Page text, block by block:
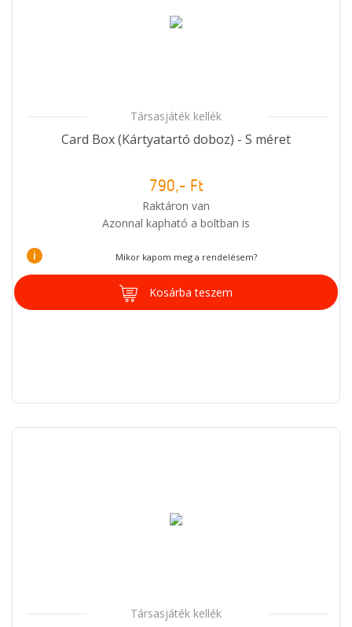
Társasjáték kellék
Card Box (Kártyatartó doboz) - S méret
790,- Ft
Raktáron van
Azonnal kapható a boltban is
i Mikor kapom meg a rendelésem?
Kosárba teszem
Társasjáték kellék